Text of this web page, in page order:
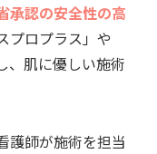
承認の安全性の高
プロプラス」や
、肌に優しい施術
護師が施術を担当